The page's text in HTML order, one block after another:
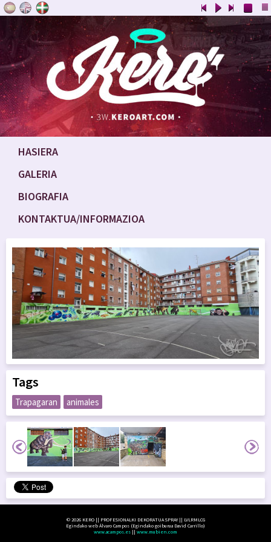
HASIERA
GALERIA
BIOGRAFIA
KONTAKTUA/INFORMAZIOA
Tags
Trapagaran animales
© 2026 KERO || PROFESIONALKI DEKORATUA SPRAY || LVLRMLCG
Egindako web Álvaro Campos (Egindako goiburua David Carrillo)
www.acampos.es || www.mubien.com